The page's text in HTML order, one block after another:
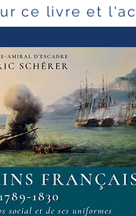
ce livre et